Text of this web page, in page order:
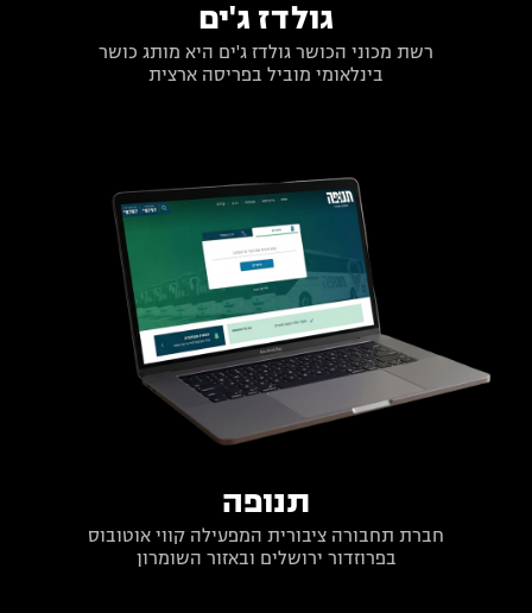
גולדז ג'ים
רשת מכוני הכושר גולדז ג'ים היא מותג כושר
בינלאומי מוביל בפריסה ארצית
תנופה
חברת תחבורה ציבורית המפעילה קווי אוטובוס
בפרוזדור ירושלים ובאזור השומרון